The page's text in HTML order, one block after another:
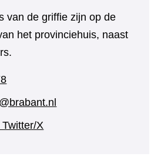
van de griffie zijn op de
het provinciehuis, naast
X